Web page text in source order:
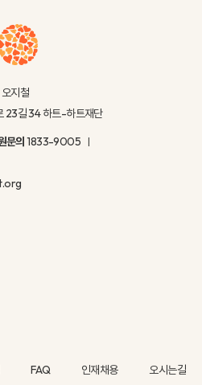
지철
23길 34 하트-하트재단
문의1833-9005
FAQ 인재채용 오시는길